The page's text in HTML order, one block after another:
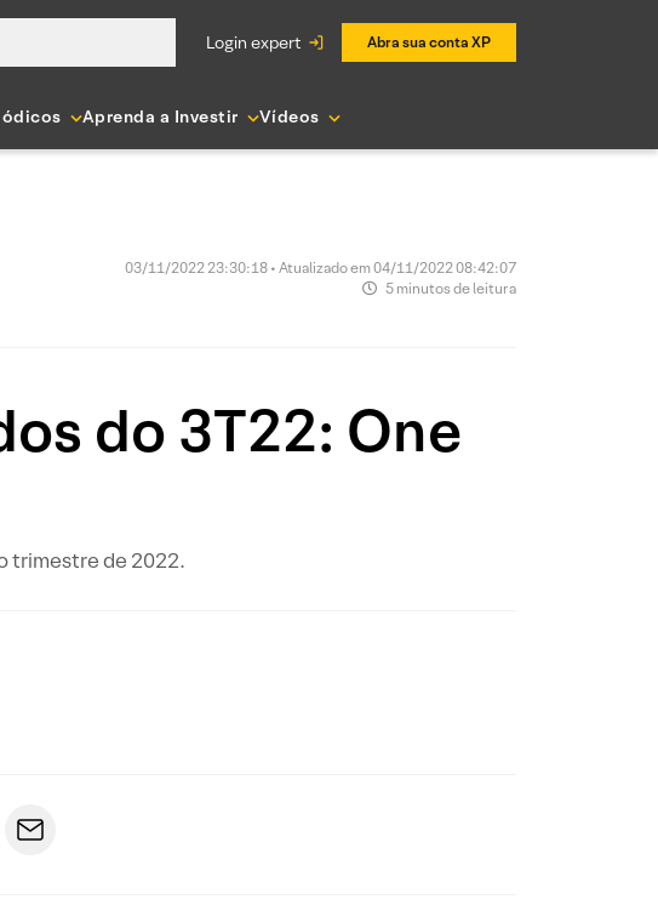
login expert Abra sua conta XP
Aprenda a Investir Vídeos
03/11/2022 23:30:18 • Atualizado em 04/11/2022 08:42:07
5 minutos de leitura
do 3T22: One
trimestre de 2022.